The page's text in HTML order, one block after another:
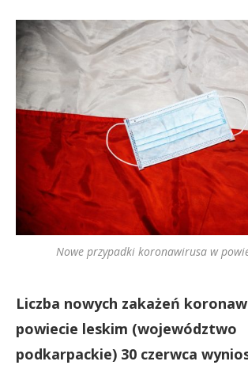
Nowe przypadki koronawirusa w
Liczba nowych zakażeń
powiecie leskim (województwo
podkarpackie) 30 czerwca